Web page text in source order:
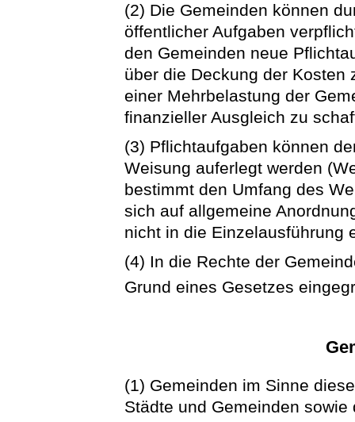
(2) Die Gemeinden können
öffentlicher Aufgaben
den Gemeinden neue
über die Deckung der Kosten
einer Mehrbelastung der
finanzieller Ausgleich zu
(3) Pflichtaufgaben können
Weisung auferlegt werden
bestimmt den Umfang des
sich auf allgemeine
nicht in die Einzelausführung
(4) In die Rechte der
Grund eines Gesetzes
(1) Gemeinden im Sinne
Städte und Gemeinden